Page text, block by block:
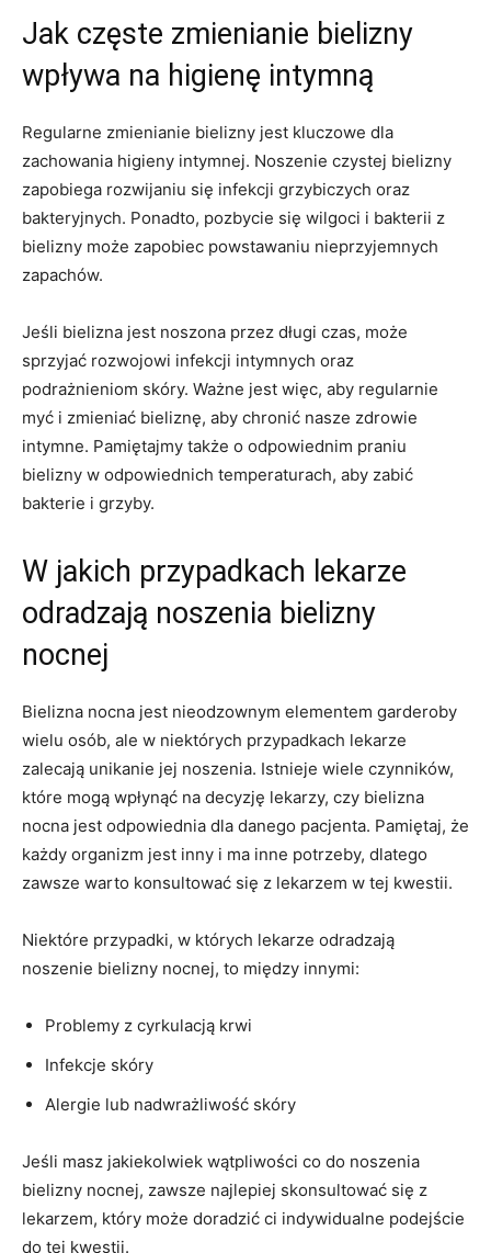
Jak ‍częste⁢ zmienianie bielizny⁢
wpływa‌ na‍ higienę intymną
Regularne zmienianie bielizny‌ jest ‍kluczowe ‌dla
zachowania higieny intymnej.​ Noszenie ⁢czystej bielizny
⁣zapobiega rozwijaniu się infekcji grzybiczych oraz
bakteryjnych. Ponadto,⁢ pozbycie się wilgoci‍ i bakterii z
bielizny ‍może zapobiec ⁣powstawaniu nieprzyjemnych
zapachów.
Jeśli bielizna jest noszona przez długi czas, ⁢może
sprzyjać rozwojowi ​infekcji intymnych oraz
podrażnieniom skóry. Ważne jest więc, aby ⁢regularnie
‌myć ​i zmieniać‌ bieliznę, aby⁢ chronić nasze ⁢zdrowie
intymne. ‍Pamiętajmy także o ⁣odpowiednim‌ praniu
bielizny w odpowiednich temperaturach,‍ aby zabić
⁢bakterie i ⁣grzyby.
W jakich⁣ przypadkach lekarze
odradzają noszenia bielizny
⁢nocnej
Bielizna nocna jest⁢ nieodzownym elementem garderoby
‌wielu osób, ale w niektórych przypadkach lekarze
zalecają‌ unikanie⁢ jej⁤ noszenia. Istnieje wiele czynników,‌
które mogą wpłynąć‍ na‌ decyzję lekarzy, czy bielizna
nocna jest odpowiednia​ dla danego pacjenta. Pamiętaj, ⁢że
każdy organizm ⁣jest ⁢inny i ma inne potrzeby,‍ dlatego
⁢zawsze ‍warto konsultować ⁣się z lekarzem w tej kwestii.
Niektóre przypadki, ⁤w których lekarze ‍odradzają
noszenie ‌bielizny‍ nocnej, to między ⁤innymi:
Problemy z cyrkulacją⁣ krwi
Infekcje‌ skóry
Alergie lub nadwrażliwość skóry
Jeśli masz jakiekolwiek wątpliwości co​ do noszenia
bielizny nocnej, zawsze⁣ najlepiej skonsultować się z
lekarzem, ‍który może doradzić⁢ ci ⁣indywidualne podejście
do tej ‌kwestii.